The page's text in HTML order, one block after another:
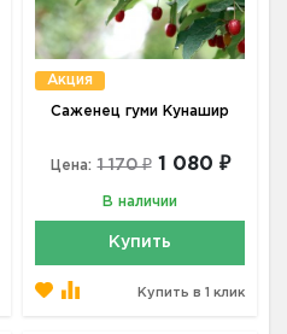
Акция
Саженец гуми Кунашир
Цена: 1 170 ₽ 1 080 ₽
В наличии
Купить
Купить в 1 клик